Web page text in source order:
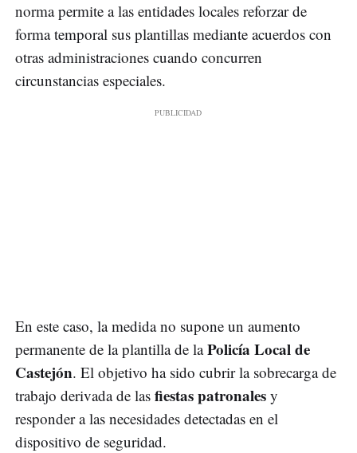
norma permite a las entidades locales reforzar de
forma temporal sus plantillas mediante acuerdos con
otras administraciones cuando concurren
circunstancias especiales.
En este caso, la medida no supone un aumento
permanente de la plantilla de laPolicía Local de
Castejón. El objetivo ha sido cubrir la sobrecarga de
trabajo derivada de las fiestas patronales y
responder a las necesidades detectadas en el
dispositivo de seguridad.